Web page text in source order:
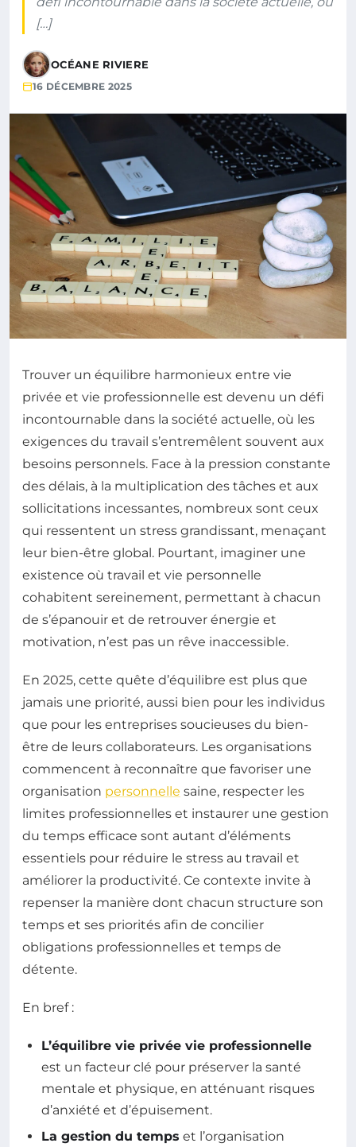
[…]
OCÉANE RIVIERE
16 DÉCEMBRE 2025
Trouver un équilibre harmonieux entre vie
privée et vie professionnelle est devenu un défi
incontournable dans la société actuelle, où les
exigences du travail s’entremêlent souvent aux
besoins personnels. Face à la pression constante
des délais, à la multiplication des tâches et aux
sollicitations incessantes, nombreux sont ceux
qui ressentent un stress grandissant, menaçant
leur bien-être global. Pourtant, imaginer une
existence où travail et vie personnelle
cohabitent sereinement, permettant à chacun
de s’épanouir et de retrouver énergie et
motivation, n’est pas un rêve inaccessible.
En 2025, cette quête d’équilibre est plus que
jamais une priorité, aussi bien pour les individus
que pour les entreprises soucieuses du bien-
être de leurs collaborateurs. Les organisations
commencent à reconnaître que favoriser une
organisation personnelle saine, respecter les
limites professionnelles et instaurer une gestion
du temps efficace sont autant d’éléments
essentiels pour réduire le stress au travail et
améliorer la productivité. Ce contexte invite à
repenser la manière dont chacun structure son
temps et ses priorités afin de concilier
obligations professionnelles et temps de
détente.
En bref :
L’équilibre vie privée vie professionnelle
est un facteur clé pour préserver la santé
mentale et physique, en atténuant risques
d’anxiété et d’épuisement.
La gestion du temps et l’organisation